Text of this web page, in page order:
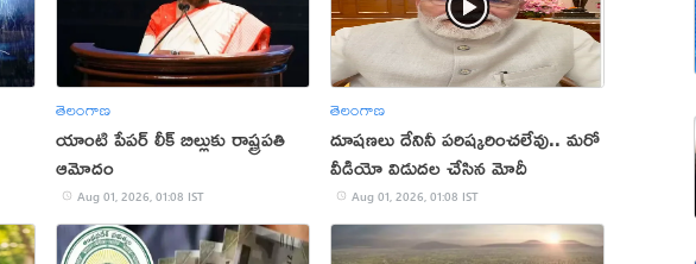
తెలంగాణ
యాంటి పేపర్ లీక్‌ బిల్లుకు రాష్ట్రపతి
ఆమోదం
Aug 01, 2026, 01:08 IST
తెలంగాణ
దూషణలు దేనినీ పరిష్కరించలేవు.. మరో
వీడియో విడుదల చేసిన మోదీ
Aug 01, 2026, 01:08 IST